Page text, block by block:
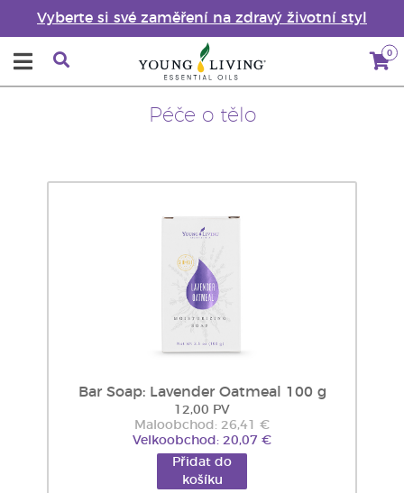
Vyberte si své zaměření na zdravý životní styl
0
Péče o tělo
Bar Soap: Lavender Oatmeal 100 g
12,00 PV
Maloobchod: 26,41 €
Velkoobchod: 20,07 €
Přidat do
košíku